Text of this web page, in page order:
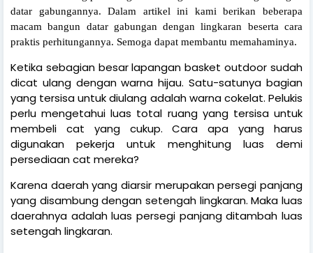
datar gabungannya. Dalam artikel ini kami berikan beberapa
macam bangun datar gabungan dengan lingkaran beserta cara
praktis perhitungannya. Semoga dapat membantu memahaminya.
Ketika sebagian besar lapangan basket outdoor sudah
dicat ulang dengan warna hijau. Satu-satunya bagian
yang tersisa untuk diulang adalah warna cokelat. Pelukis
perlu mengetahui luas total ruang yang tersisa untuk
membeli cat yang cukup. Cara apa yang harus
digunakan pekerja untuk menghitung luas demi
persediaan cat mereka?
Karena daerah yang diarsir merupakan persegi panjang
yang disambung dengan setengah lingkaran. Maka luas
daerahnya adalah luas persegi panjang ditambah luas
setengah lingkaran.